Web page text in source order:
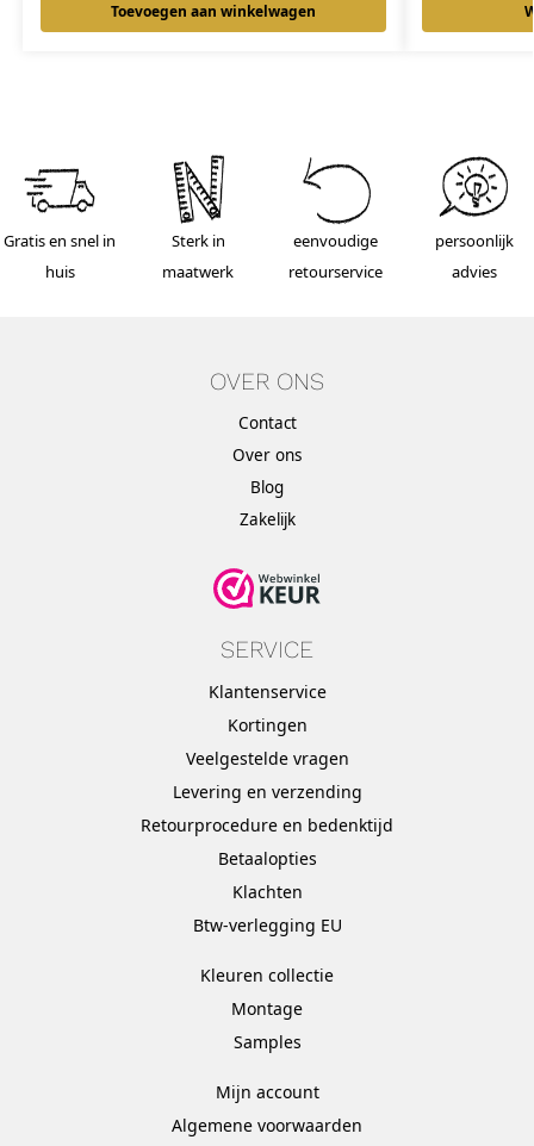
Toevoegen aan winkelwagen
Gratis en snel in
huis
Sterk in
maatwerk
eenvoudige
retourservice
persoonlijk
advies
OVER ONS
Contact
Over ons
Blog
Zakelijk
SERVICE
Klantenservice
Kortingen
Veelgestelde vragen
Levering en verzending
Retourprocedure en bedenktijd
Betaalopties
Klachten
Btw-verlegging EU
Kleuren collectie
Montage
Samples
Mijn account
Algemene voorwaarden